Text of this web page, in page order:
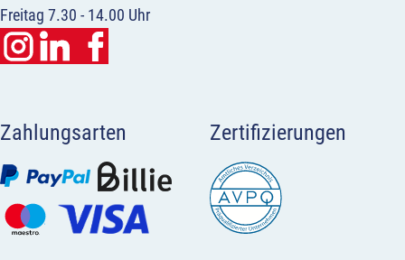
Freitag 7.30 - 14.00 Uhr
Zahlungsarten Zertifizierungen